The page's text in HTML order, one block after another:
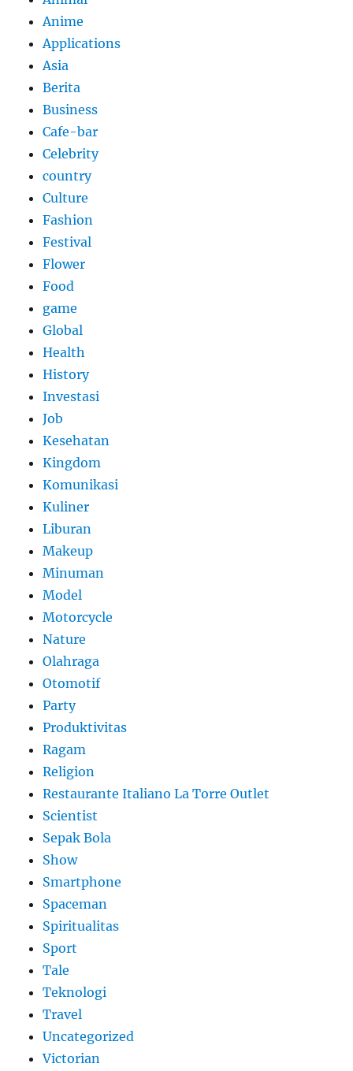
Anime
Applications
Asia
Berita
Business
Cafe-bar
Celebrity
country
Culture
Fashion
Festival
Flower
Food
game
Global
Health
History
Investasi
Job
Kesehatan
Kingdom
Komunikasi
Kuliner
Liburan
Makeup
Minuman
Model
Motorcycle
Nature
Olahraga
Otomotif
Party
Produktivitas
Ragam
Religion
Restaurante Italiano La Torre Outlet
Scientist
Sepak Bola
Show
Smartphone
Spaceman
Spiritualitas
Sport
Tale
Teknologi
Travel
Uncategorized
Victorian